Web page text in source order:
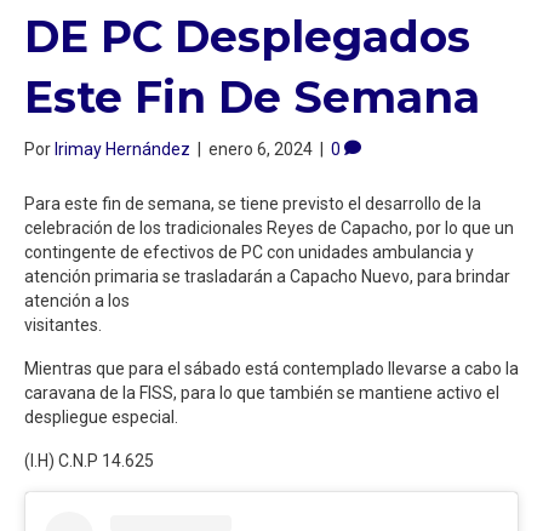
DE PC Desplegados
Este Fin De Semana
PorIrimay Hernández | enero 6, 2024 | 0
Para este fin de semana, se tiene previsto el desarrollo de la
celebración de los tradicionales Reyes de Capacho, por lo que un
contingente de efectivos de PC con unidades ambulancia y
atención primaria se trasladarán a Capacho Nuevo, para brindar
atención a los
visitantes.
Mientras que para el sábado está contemplado llevarse a cabo la
caravana de la FISS, para lo que también se mantiene activo el
despliegue especial.
(I.H) C.N.P 14.625